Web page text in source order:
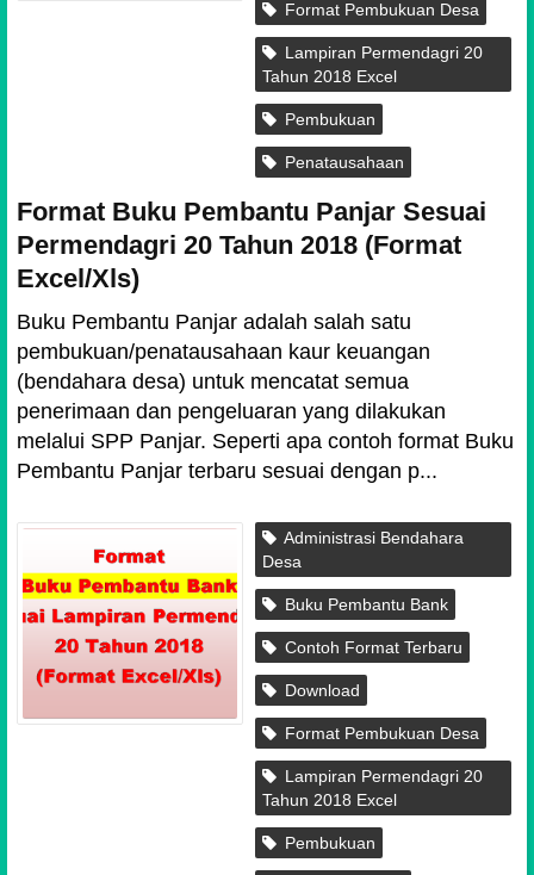
Format Pembukuan Desa
Lampiran Permendagri 20
Tahun 2018 Excel
Pembukuan
Penatausahaan
Format Buku Pembantu Panjar Sesuai
Permendagri 20 Tahun 2018 (Format
Excel/Xls)
Buku Pembantu Panjar adalah salah satu
pembukuan/penatausahaan kaur keuangan
(bendahara desa) untuk mencatat semua
penerimaan dan pengeluaran yang dilakukan
melalui SPP Panjar. Seperti apa contoh format Buku
Pembantu Panjar terbaru sesuai dengan p...
Administrasi Bendahara
Desa
Buku Pembantu Bank
Contoh Format Terbaru
Download
Format Pembukuan Desa
Lampiran Permendagri 20
Tahun 2018 Excel
Pembukuan